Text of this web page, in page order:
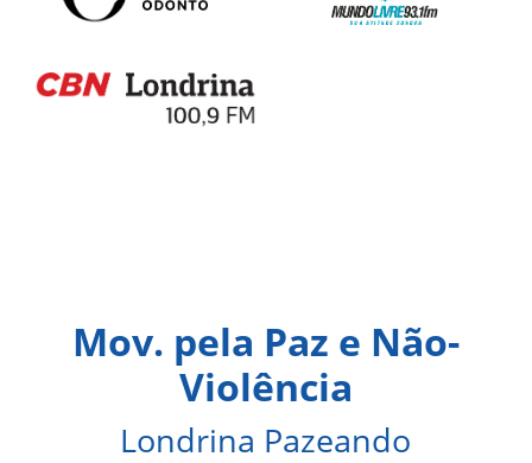
Mov. pela Paz e Não-
Violência
Londrina Pazeando